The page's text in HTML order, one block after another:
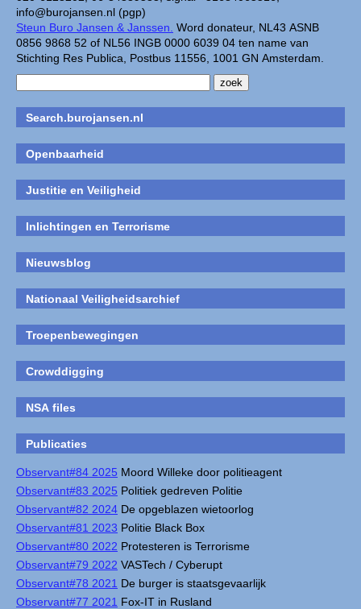
info@burojansen.nl (pgp)
Steun Buro Jansen & Janssen. Word donateur, NL43 ASNB
0856 9868 52 of NL56 INGB 0000 6039 04 ten name van
Stichting Res Publica, Postbus 11556, 1001 GN Amsterdam.
Search.burojansen.nl
Openbaarheid
Justitie en Veiligheid
Inlichtingen en Terrorisme
Nieuwsblog
Nationaal Veiligheidsarchief
Troepenbewegingen
Crowddigging
NSA files
Publicaties
Observant#84 2025 Moord Willeke door politieagent
Observant#83 2025 Politiek gedreven Politie
Observant#82 2024 De opgeblazen wietoorlog
Observant#81 2023 Politie Black Box
Observant#80 2022 Protesteren is Terrorisme
Observant#79 2022 VASTech / Cyberupt
Observant#78 2021 De burger is staatsgevaarlijk
Observant#77 2021 Fox-IT in Rusland